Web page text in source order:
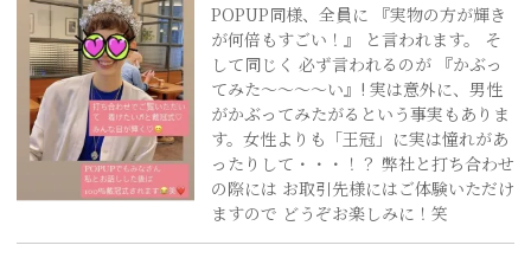
POPUP同様、全員に 『実物の方が輝き
が何倍もすごい！』 と言われます。 そ
して同じく 必ず言われるのが 『かぶっ
てみた～～～～い』! 実は意外に、男性
がかぶってみたがるという事実もありま
す。女性よりも「王冠」に実は憧れがあ
ったりして・・・！？ 弊社と打ち合わせ
の際には お取引先様にはご体験いただけ
ますので どうぞお楽しみに！笑